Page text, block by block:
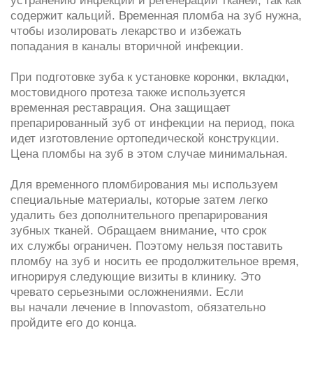
В современной стоматологии используют два
основных вида реставрационных материалов —
композитные и компомерные. Каждый из них
обладает своими особенностями: консистенцией,
вязкостью, формулой и т. д. Поэтому выбор врача
определяется конкретным клиническим случаем
и показаниями. Например, пломба на передний зуб
должна хорошо полироваться, поэтому в этом
участке зубного ряда мы используем материалы
Разновидности
постоянной
пломбы
Для временного пломбирования мы используем
специальные материалы, которые затем легко
удалить без дополнительного препарирования
зубных тканей. Обращаем внимание, что срок
пломбу на зуб и носить ее продолжительное время,
игнорируя следующие визиты в клинику. Это
чревато серьезными осложнениями. Если
вы начали лечение в Innovastom, обязательно
пройдите его до конца.